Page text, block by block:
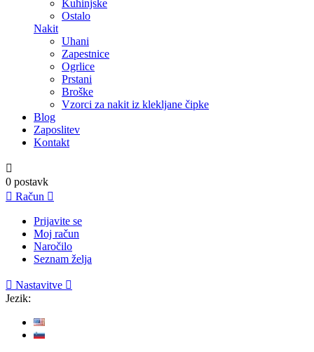
Kuhinjske
Ostalo
Nakit
Uhani
Zapestnice
Ogrlice
Prstani
Broške
Vzorci za nakit iz klekljane čipke
Blog
Zaposlitev
Kontakt

0 postavk
 Račun 
Prijavite se
Moj račun
Naročilo
Seznam želja
 Nastavitve 
Jezik: